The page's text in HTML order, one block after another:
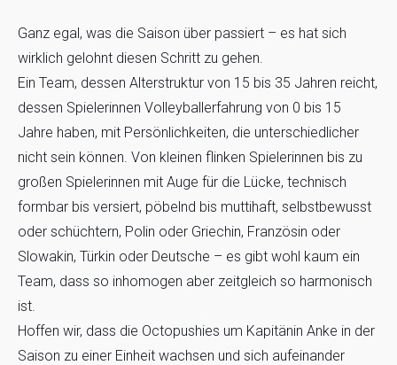
Ganz egal, was die Saison über passiert – es hat sich
wirklich gelohnt diesen Schritt zu gehen.
Ein Team, dessen Alterstruktur von 15 bis 35 Jahren reicht,
dessen Spielerinnen Volleyballerfahrung von 0 bis 15
Jahre haben, mit Persönlichkeiten, die unterschiedlicher
nicht sein können. Von kleinen flinken Spielerinnen bis zu
großen Spielerinnen mit Auge für die Lücke, technisch
formbar bis versiert, pöbelnd bis muttihaft, selbstbewusst
oder schüchtern, Polin oder Griechin, Französin oder
Slowakin, Türkin oder Deutsche – es gibt wohl kaum ein
Team, dass so inhomogen aber zeitgleich so harmonisch
ist.
Hoffen wir, dass die Octopushies um Kapitänin Anke in der
Saison zu einer Einheit wachsen und sich aufeinander